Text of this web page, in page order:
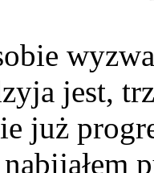
jest,
już